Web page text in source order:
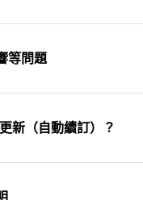
等問題
新（自動續訂）？